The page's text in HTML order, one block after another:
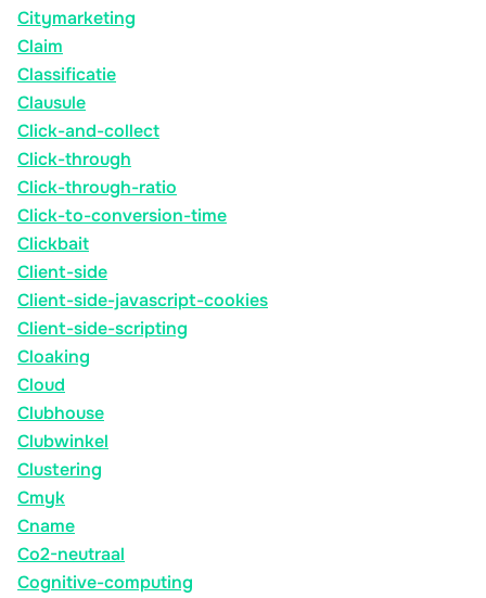
Citymarketing
Claim
Classificatie
Clausule
Click-and-collect
Click-through
Click-through-ratio
Click-to-conversion-time
Clickbait
Client-side
Client-side-javascript-cookies
Client-side-scripting
Cloaking
Cloud
Clubhouse
Clubwinkel
Clustering
Cmyk
Cname
Co2-neutraal
Cognitive-computing